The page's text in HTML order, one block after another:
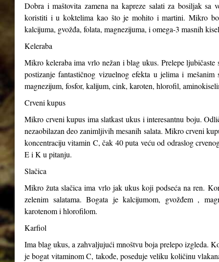
Dobra i maštovita zamena na kapreze salati za bosiljak
koristiti i u koktelima kao što je mohito i martini. Mikro
kalcijuma, gvožđa, folata, magnezijuma, i omega-3 masnih
Keleraba
Mikro keleraba ima vrlo nežan i blag ukus. Prelepe
postizanje fantastičnog vizuelnog efekta u jelima i
magnezijum, fosfor, kalijum, cink, karoten, hlorofil,
Crveni kupus
Mikro crveni kupus ima slatkast ukus i interesantnu boju.
nezaobilazan deo zanimljivih mesanih salata. Mikro crveni
koncentraciju vitamin C, čak 40 puta veću od odraslog
E i K u pitanju.
Slačica
Mikro žuta slačica ima vrlo jak ukus koji podseća na ren.
zelenim salatama. Bogata je kalcijumom, gvožđem ,
karotenom i hlorofilom.
Karfiol
Ima blag ukus, a zahvaljujući mnoštvu boja prelepo izgleda.
je bogat vitaminom C, takođe, poseduje veliku količinu